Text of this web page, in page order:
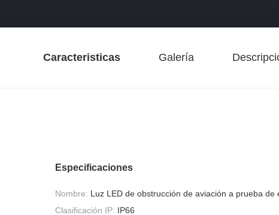
Caracteristicas Galería
Especificaciones
Nombre: Luz LED de obstrucción de aviación a prueba de
Clasificación IP: IP66